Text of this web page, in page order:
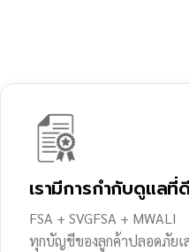
เรามีการกำกับดูแลที่ดี
FSA + SVGFSA + MWALI
ทุกบัญชีของลูกค้าปลอดภัยเ